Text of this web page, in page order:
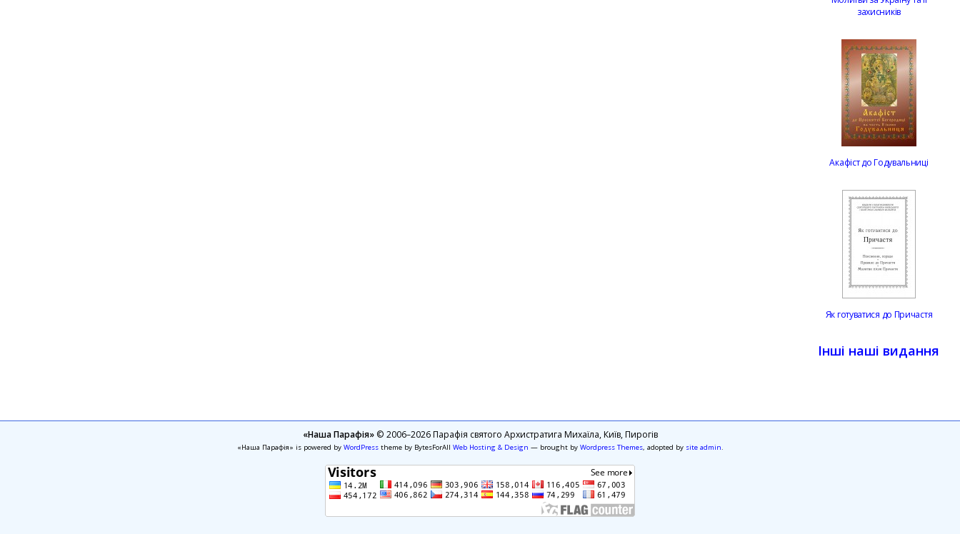
захисників
Акафіст до Годувальниці
Як готуватися до Причастя
Інші наші видання
«Наша Парафія»© 2006–2026 Парафія святого Архистратига Михаїла, Київ, Пирогів
«Наша Парафія» is powered by WordPresstheme by BytesForAll Web Hosting & Design — brought by Wordpress Themes, adopted by site admin.